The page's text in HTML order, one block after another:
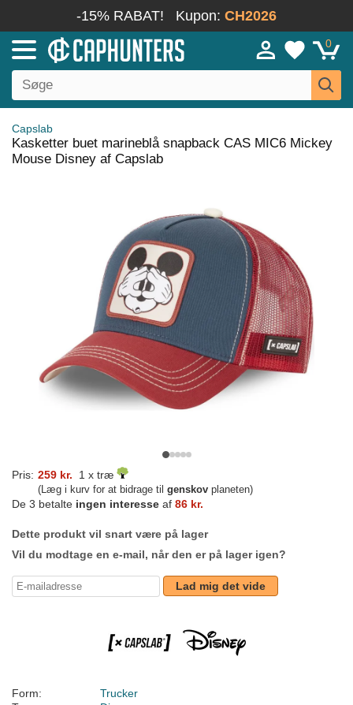
-15% RABAT! Kupon: CH2026
0
Capslab
Kasketter buet marineblå snapback CAS MIC6 Mickey
Mouse Disney af Capslab
Pris: 259 kr. 1 x træ
(Læg i kurv for at bidrage til genskov planeten)
De 3 betalte ingen interesse af 86 kr.
Dette produkt vil snart være på lager
Vil du modtage en e-mail, når den er på lager igen?
Lad mig det vide
Form:
Trucker